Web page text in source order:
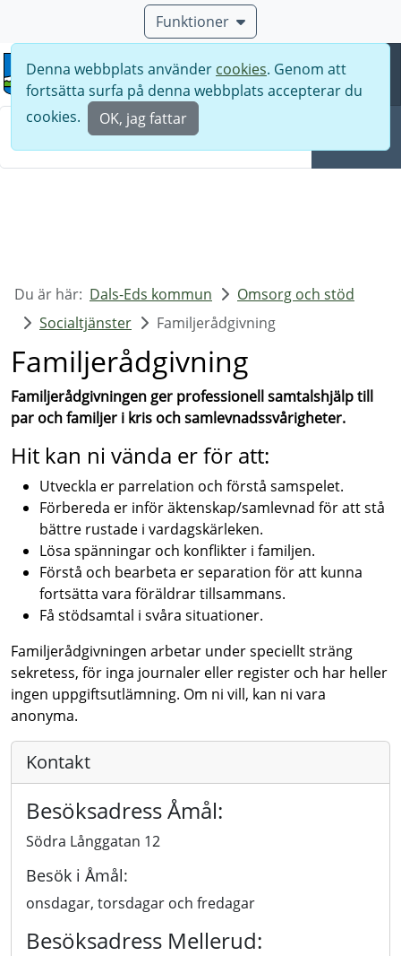
Funktioner
Meny
Denna webbplats använder cookies. Genom att
fortsätta surfa på denna webbplats accepterar du
cookies.
OK, jag fattar
Du är här: Dals-Eds kommun
Omsorg och stöd
Socialtjänster
Familjerådgivning
Familjerådgivning
Familjerådgivningen ger professionell samtalshjälp till
par och familjer i kris och samlevnadssvårigheter.
Hit kan ni vända er för att:
Utveckla er parrelation och förstå samspelet.
Förbereda er inför äktenskap/samlevnad för att stå
bättre rustade i vardagskärleken.
Lösa spänningar och konflikter i familjen.
Förstå och bearbeta er separation för att kunna
fortsätta vara föräldrar tillsammans.
Få stödsamtal i svåra situationer.
Familjerådgivningen arbetar under speciellt sträng
sekretess, för inga journaler eller register och har heller
ingen uppgiftsutlämning. Om ni vill, kan ni vara
anonyma.
Kontakt
Besöksadress Åmål:
Södra Långgatan 12
Besök i Åmål:
onsdagar, torsdagar och fredagar
Besöksadress Mellerud: